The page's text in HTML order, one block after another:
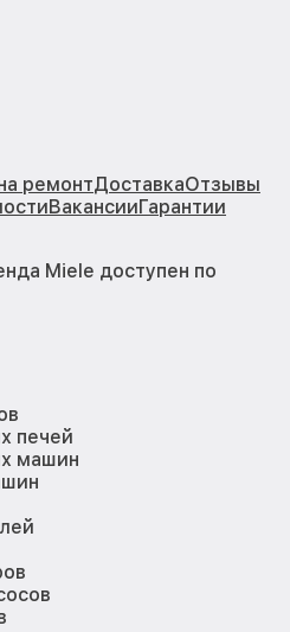
ремонтДоставкаОтзывы
ВакансииГарантии
Miele доступен по
печей
машин